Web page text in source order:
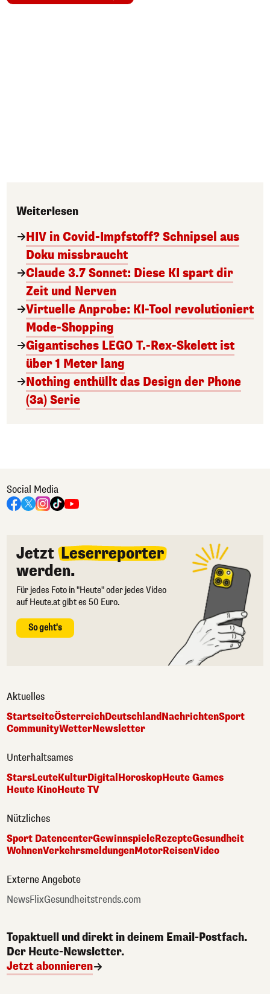
Weiterlesen
HIV in Covid-Impfstoff? Schnipsel aus
Doku missbraucht
Claude 3.7 Sonnet: Diese KI spart dir
Zeit und Nerven
Virtuelle Anprobe: KI-Tool revolutioniert
Mode-Shopping
Gigantisches LEGO T.-Rex-Skelett ist
über 1 Meter lang
Nothing enthüllt das Design der Phone
(3a) Serie
Social Media
Jetzt Leserreporter
werden.
Für jedes Foto in "Heute" oder jedes Video
auf Heute.at gibt es 50 Euro.
So geht's
Aktuelles
StartseiteÖsterreichDeutschlandNachrichtenSport
CommunityWetterNewsletter
Unterhaltsames
StarsLeuteKulturDigital HoroskopHeute Games
Heute KinoHeute TV
Nützliches
Sport DatencenterGewinnspieleRezepteGesundheit
WohnenVerkehrsmeldungenMotorReisenVideo
Externe Angebote
NewsFlixGesundheitstrends.com
Topaktuell und direkt in deinem Email-Postfach.
Der Heute-Newsletter.
Jetzt abonnieren